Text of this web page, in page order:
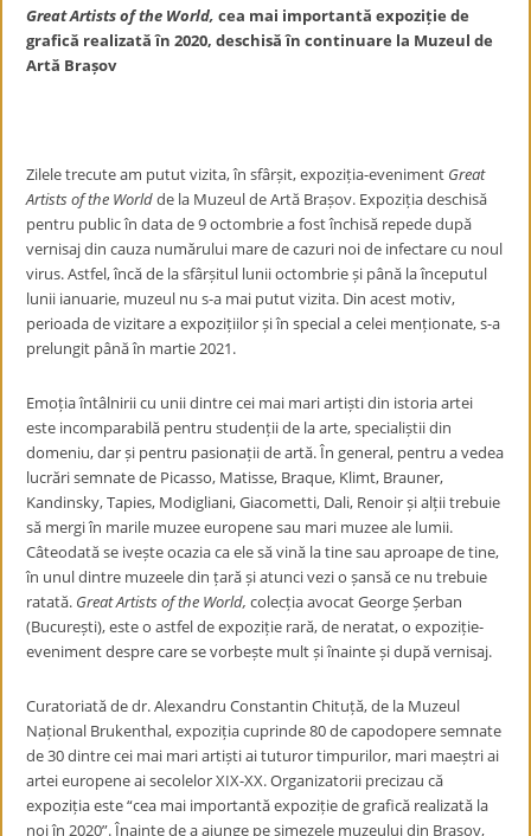
Great Artists of the World,cea mai importantă expoziție de
grafică realizată în 2020, deschisă în continuare la Muzeul de
Artă Brașov
Zilele trecute am putut vizita, în sfârșit, expoziția-eveniment Great
Artists of the Worldde la Muzeul de Artă Brașov. Expoziția deschisă
pentru public în data de 9 octombrie a fost închisă repede după
vernisaj din cauza numărului mare de cazuri noi de infectare cu noul
virus. Astfel, încă de la sfârșitul lunii octombrie și până la începutul
lunii ianuarie, muzeul nu s-a mai putut vizita. Din acest motiv,
perioada de vizitare a expozițiilor și în special a celei menționate, s-a
prelungit până în martie 2021.
Emoția întâlnirii cu unii dintre cei mai mari artiști din istoria artei
este incomparabilă pentru studenții de la arte, specialiștii din
domeniu, dar și pentru pasionații de artă. În general, pentru a vedea
lucrări semnate de Picasso, Matisse, Braque, Klimt, Brauner,
Kandinsky, Tapies, Modigliani, Giacometti, Dali, Renoir și alții trebuie
să mergi în marile muzee europene sau mari muzee ale lumii.
Câteodată se ivește ocazia ca ele să vină la tine sau aproape de tine,
în unul dintre muzeele din țară și atunci vezi o șansă ce nu trebuie
ratată. Great Artists of the World,colecția avocat George Șerban
(București), este o astfel de expoziție rară, de neratat, o expoziție-
eveniment despre care se vorbește mult și înainte și după vernisaj.
Curatoriată de dr. Alexandru Constantin Chituță, de la Muzeul
Național Brukenthal, expoziția cuprinde 80 de capodopere semnate
de 30 dintre cei mai mari artiști ai tuturor timpurilor, mari maeștri ai
artei europene ai secolelor XIX-XX. Organizatorii precizau că
expoziția este “cea mai importantă expoziție de grafică realizată la
noi în 2020”. Înainte de a ajunge pe simezele muzeului din Brașov,